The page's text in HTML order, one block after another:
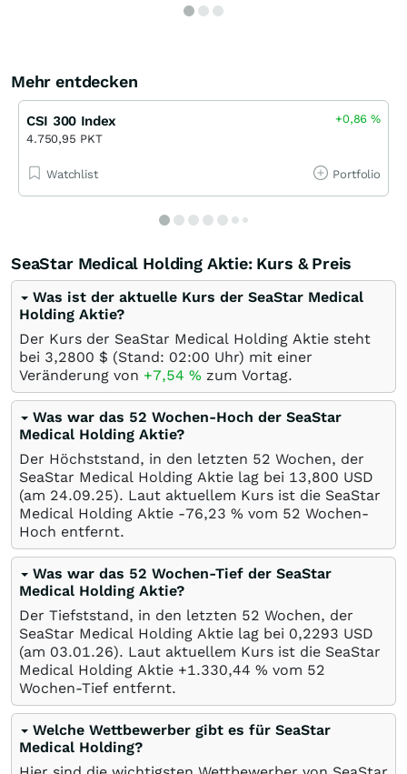
Mehr entdecken
CSI 300 Index
4.750,95 PKT
+0,86%
Watchlist Portfolio
SeaStar Medical Holding Aktie: Kurs & Preis
Was ist der aktuelle Kurs der SeaStar Medical
Holding Aktie?
Der Kurs der SeaStar Medical Holding Aktie steht
bei 3,2800 $ (Stand: 02:00 Uhr) mit einer
Veränderung von +7,54 % zum Vortag.
Was war das 52 Wochen-Hoch der SeaStar
Medical Holding Aktie?
Der Höchststand, in den letzten 52 Wochen, der
SeaStar Medical Holding Aktie lag bei 13,800 USD
(am 24.09.25). Laut aktuellem Kurs ist die SeaStar
Medical Holding Aktie -76,23 % vom 52 Wochen-
Hoch entfernt.
Was war das 52 Wochen-Tief der SeaStar
Medical Holding Aktie?
Der Tiefststand, in den letzten 52 Wochen, der
SeaStar Medical Holding Aktie lag bei 0,2293 USD
(am 03.01.26). Laut aktuellem Kurs ist die SeaStar
Medical Holding Aktie +1.330,44 % vom 52
Wochen-Tief entfernt.
Welche Wettbewerber gibt es für SeaStar
Medical Holding?